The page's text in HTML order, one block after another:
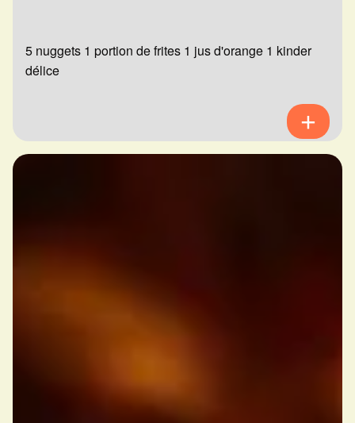
5 nuggets 1 portion de frites 1 jus d'orange 1 kinder
délice